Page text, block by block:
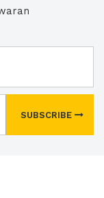
SUBSCRIBE